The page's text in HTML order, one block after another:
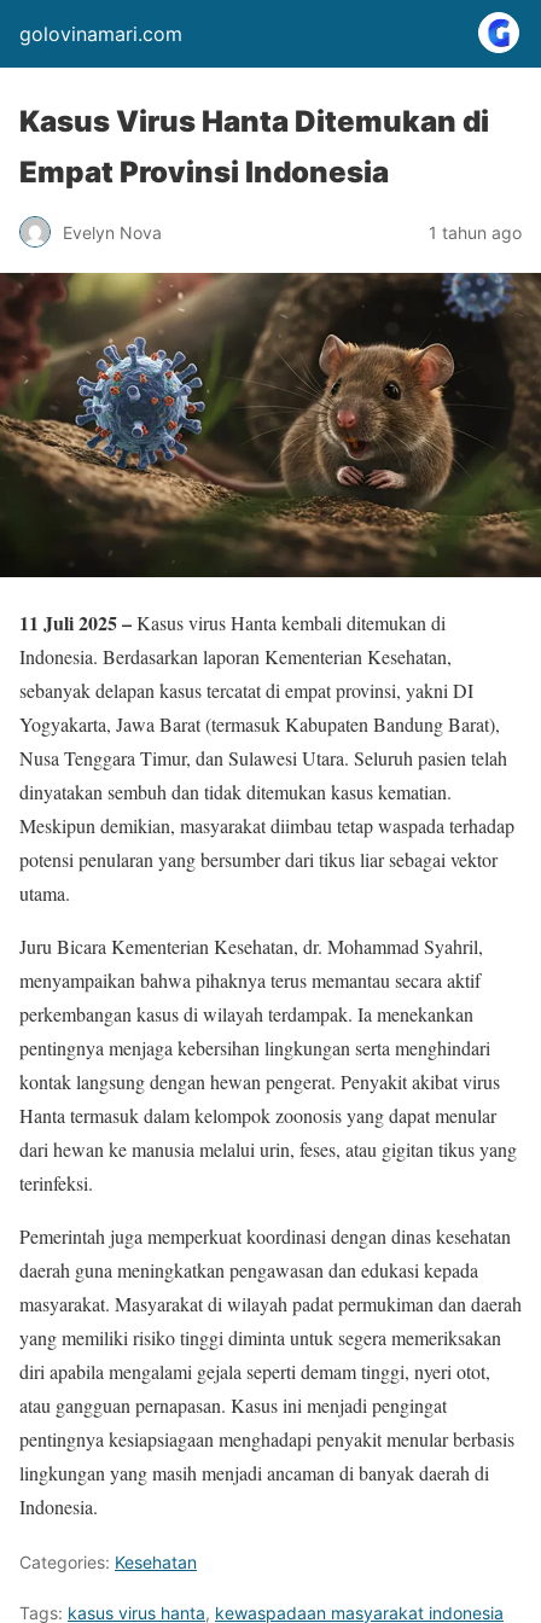
golovinamari.com
Kasus Virus Hanta Ditemukan di
Empat Provinsi Indonesia
Evelyn Nova 1 tahun ago
11 Juli 2025 –Kasus virus Hanta kembali ditemukan di
Indonesia. Berdasarkan laporan Kementerian Kesehatan,
sebanyak delapan kasus tercatat di empat provinsi, yakni DI
Yogyakarta, Jawa Barat (termasuk Kabupaten Bandung Barat),
Nusa Tenggara Timur, dan Sulawesi Utara. Seluruh pasien telah
dinyatakan sembuh dan tidak ditemukan kasus kematian.
Meskipun demikian, masyarakat diimbau tetap waspada terhadap
potensi penularan yang bersumber dari tikus liar sebagai vektor
utama.
Juru Bicara Kementerian Kesehatan, dr. Mohammad Syahril,
menyampaikan bahwa pihaknya terus memantau secara aktif
perkembangan kasus di wilayah terdampak. Ia menekankan
pentingnya menjaga kebersihan lingkungan serta menghindari
kontak langsung dengan hewan pengerat. Penyakit akibat virus
Hanta termasuk dalam kelompok zoonosis yang dapat menular
dari hewan ke manusia melalui urin, feses, atau gigitan tikus yang
terinfeksi.
Pemerintah juga memperkuat koordinasi dengan dinas kesehatan
daerah guna meningkatkan pengawasan dan edukasi kepada
masyarakat. Masyarakat di wilayah padat permukiman dan daerah
yang memiliki risiko tinggi diminta untuk segera memeriksakan
diri apabila mengalami gejala seperti demam tinggi, nyeri otot,
atau gangguan pernapasan. Kasus ini menjadi pengingat
pentingnya kesiapsiagaan menghadapi penyakit menular berbasis
lingkungan yang masih menjadi ancaman di banyak daerah di
Indonesia.
Categories: Kesehatan
Tags: kasus virus hanta, kewaspadaan masyarakat indonesia